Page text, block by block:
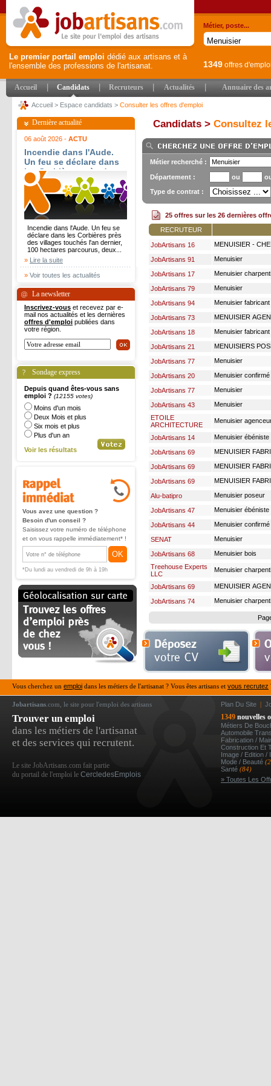
Le premier portail emploi dédié aux artisans et à
l'ensemble des professions de l'artisanat.
Métier, poste...
1349 offres
Accueil Candidats Recruteurs Actualités Annuaire des
Accueil > Espace candidats > Consulter les offres d'emploi
Dernière actualité
06 août 2026 - ACTU
Incendie dans l'Aude.
Un feu se déclare dans
les Corbières près des
villages touchés l'an
dernier, 100 hectares
parcourus, deux villages
confinés et des
habitations menacées -
France 3 Régions
Incendie dans l'Aude. Un feu se
déclare dans les Corbières près
des villages touchés l'an dernier,
100 hectares parcourus, deux...
» Lire la suite
» Voir toutes les actualités
La newsletter
Inscrivez-vous et recevez par e-
mail nos actualités et les dernières
offres d'emploi publiées dans
votre région.
Sondage express
Depuis quand êtes-vous sans
emploi ? (12155 votes)
Moins d'un mois
Deux Mois et plus
Six mois et plus
Plus d'un an
Voir les résultats
Vous avez une question ?
Besoin d'un conseil ?
Saisissez votre numéro de téléphone
et on vous rappelle immédiatement* !
OK
*Du lundi au vendredi de 9h à 19h
Candidats > Consultez
Métier recherché :
Département : ou
Type de contrat :
25 offres sur les 26 dernières
RECRUTEUR
JobArtisans 16 MENUISIER -
JobArtisans 91 Menuisier
JobArtisans 17 Menuisier
JobArtisans 79 Menuisier
JobArtisans 94 Menuisier
JobArtisans 73 MENUISIER
JobArtisans 18 Menuisier fabricant
JobArtisans 21 MENUISIERS
JobArtisans 77 Menuisier
JobArtisans 20 Menuisier confirmé
JobArtisans 77 Menuisier
JobArtisans 43
Menuisier
ETOILE
ARCHITECTURE
Menuisier
JobArtisans 14 Menuisier
JobArtisans 69 MENUISIER
JobArtisans 69 MENUISIER
JobArtisans 69 MENUISIER
Alu-batipro Menuisier poseur
JobArtisans 47 Menuisier ébéniste
JobArtisans 44 Menuisier confirmé
SENAT Menuisier
JobArtisans 68
Menuisier bois
Treehouse Experts
LLC
Menuisier
JobArtisans 69 MENUISIER
JobArtisans 74 Menuisier
Vous cherchez un emploi dans les métiers de l'artisanat ? Vous êtes artisans et vous recrutez
Jobartisans .com, le site pour l'emploi des artisans Plan Du Site |
Trouver un emploi
dans les métiers de l'artisanat
et des services qui recrutent.
Le site JobArtisans.com fait partie
du portail de l'emploi le CercledesEmplois
1349 nouvelles
Métiers De
Automobile
Fabrication /
Construction Et
Image / Edition /
Mode / Beauté
Santé (84)
» Toutes Les